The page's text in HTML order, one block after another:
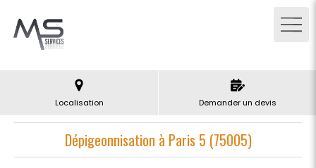
Localisation Demander un devis
Dépigeonnisation à Paris 5 (75005)